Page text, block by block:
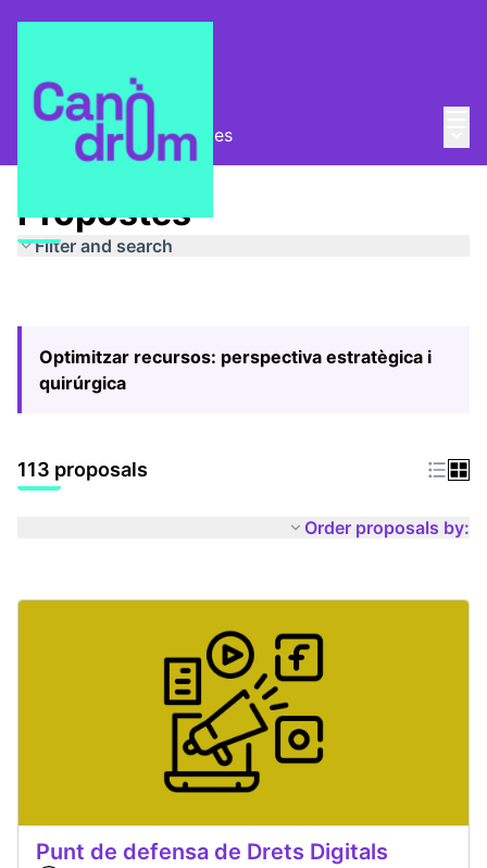
Pla Estratègic Propostes
Propostes
Filter and search
Optimitzar recursos: perspectiva estratègica i
quirúrgica
113 proposals
Order proposals by:
Punt de defensa de Drets Digitals